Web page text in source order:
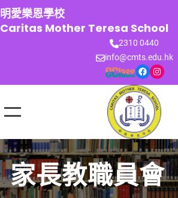
跳
至
主
明愛樂恩學校
Caritas Mother Teresa School
2310 0440
info@cmts.edu.hk
Facebook Instagram
家長教職員會